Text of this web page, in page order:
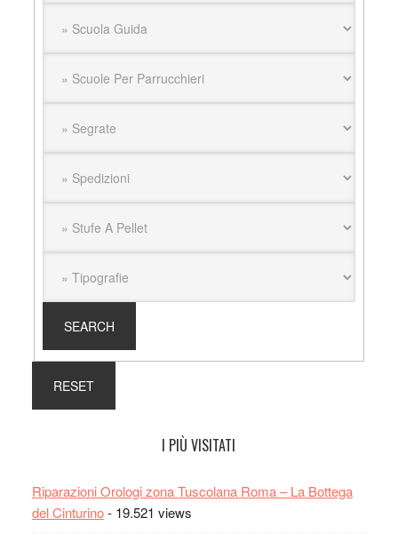
I PIÙ VISITATI
Riparazioni Orologi zona Tuscolana Roma – La Bottega
del Cinturino- 19.521 views